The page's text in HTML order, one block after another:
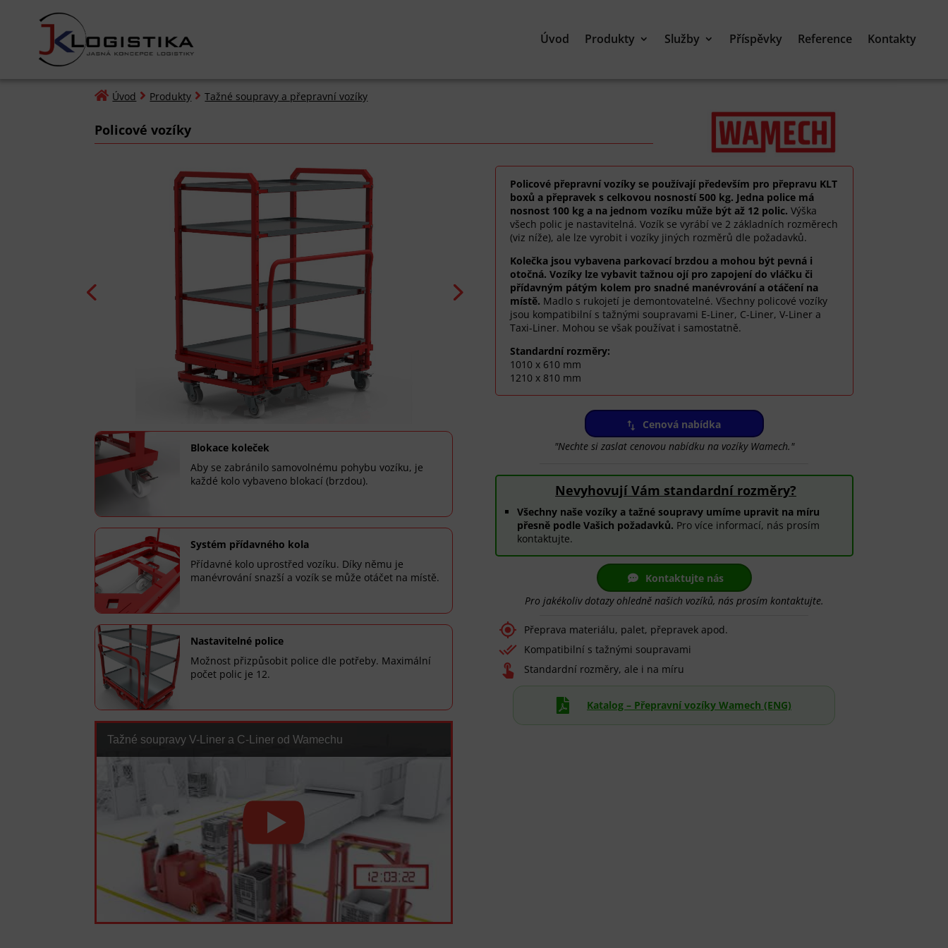
Úvod Produkty Služby Příspěvky Reference Kontakty
 Úvod  Produkty Tažné soupravy a přepravní vozíky
Policové vozíky
Blokace koleček
Aby se zabránilo samovolnému pohybu vozíku, je
každé kolo vybaveno blokací (brzdou).
Systém přídavného kola
Přídavné kolo uprostřed vozíku. Díky němu je
manévrování snazší a vozík se může otáčet na místě.
Nastavitelné police
Možnost přizpůsobit police dle potřeby. Maximální
počet polic je 12.
Tažné soupravy V-Liner a C-Liner od Wamechu
Policové přepravní vozíky se používají především pro přepravu KLT
boxů a přepravek s celkovou nosností 500 kg. Jedna police má
nosnost 100 kg a na jednom vozíku může být až 12 polic. Výška
všech polic je nastavitelná. Vozík se vyrábí ve 2 základních rozměrech
(viz níže), ale lze vyrobit i vozíky jiných rozměrů dle požadavků.
Kolečka jsou vybavena parkovací brzdou a mohou být pevná i
otočná. Vozíky lze vybavit tažnou ojí pro zapojení do vláčku či
přídavným pátým kolem pro snadné manévrování a otáčení na
místě. Madlo s rukojetí je demontovatelné. Všechny policové vozíky
jsou kompatibilní s tažnými soupravami E-Liner, C-Liner, V-Liner a
Taxi-Liner. Mohou se však používat i samostatně.
Standardní rozměry:
1010 x 610 mm
1210 x 810 mm
Cenová nabídka
"Nechte si zaslat cenovou nabídku na vozíky Wamech."
Nevyhovují Vám standardní rozměry?
Všechny naše vozíky a tažné soupravy umíme upravit na míru
přesně podle Vašich požadavků. Pro více informací, nás prosím
kontaktujte.
Kontaktujte nás
Pro jakékoliv dotazy ohledně našich vozíků, nás prosím kontaktujte.
 Přeprava materiálu, palet, přepravek apod.
 Kompatibilní s tažnými soupravami
 Standardní rozměry, ale i na míru
 Katalog – Přepravní vozíky Wamech (ENG)